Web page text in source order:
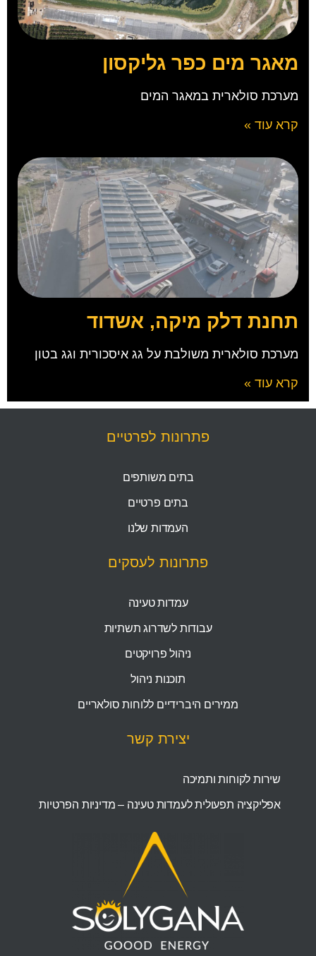
מאגר מים כפר גליקסון
מערכת סולארית במאגר המים
קרא עוד »
תחנת דלק מיקה, אשדוד
מערכת סולארית משולבת על גג איסכורית וגג בטון
קרא עוד »
פתרונות לפרטיים
בתים משותפים
בתים פרטיים
העמדות שלנו
פתרונות לעסקים
עמדות טעינה
עבודות לשדרוג תשתיות
ניהול פרויקטים
תוכנות ניהול
ממירים היברידיים ללוחות סולאריים
יצירת קשר
שירות לקוחות ותמיכה
אפליקציה תפעולית לעמדות טעינה – מדיניות הפרטיות